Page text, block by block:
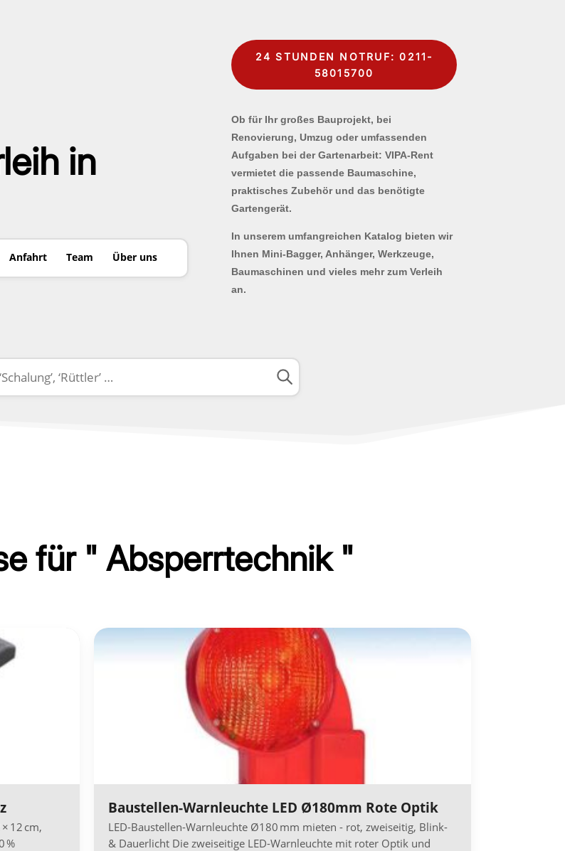
in
Anfahrt Team Über uns
24 STUNDEN NOTRUF: 0211-
58015700
Ob für Ihr großes Bauprojekt, bei
Renovierung, Umzug oder umfassenden
Aufgaben bei der Gartenarbeit: VIPA-Rent
vermietet die passende Baumaschine,
praktisches Zubehör und das benötigte
Gartengerät.
In unserem umfangreichen Katalog bieten wir
Ihnen Mini-Bagger, Anhänger, Werkzeuge,
Baumaschinen und vieles mehr zum Verleih
an.
für " Absperrtechnik "
12 cm,
%
Baustellen-Warnleuchte LED Ø180mm Rote Optik
LED-Baustellen-Warnleuchte Ø180 mm mieten - rot, zweiseitig, Blink-
& Dauerlicht Die zweiseitige LED-Warnleuchte mit roter Optik und